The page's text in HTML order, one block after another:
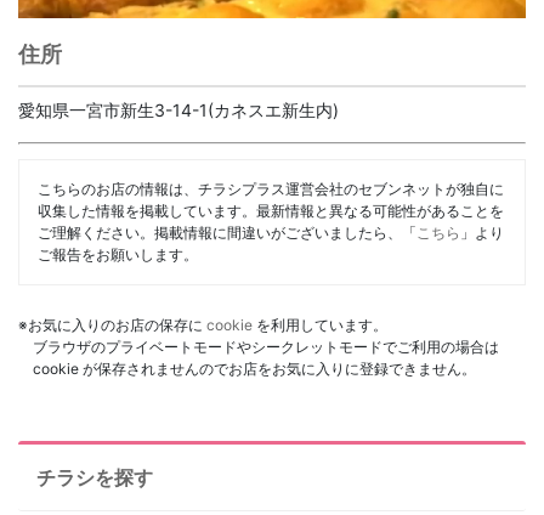
住所
愛知県一宮市新生3-14-1(カネスエ新生内)
こちらのお店の情報は、チラシプラス運営会社のセブンネットが独自に
収集した情報を掲載しています。最新情報と異なる可能性があることを
ご理解ください。掲載情報に間違いがございましたら、「 こちら 」より
ご報告をお願いします。
※お気に入りのお店の保存に cookie を利用しています。
ブラウザのプライベートモードやシークレットモードでご利用の場合は
cookie が保存されませんのでお店をお気に入りに登録できません。
チラシを探す